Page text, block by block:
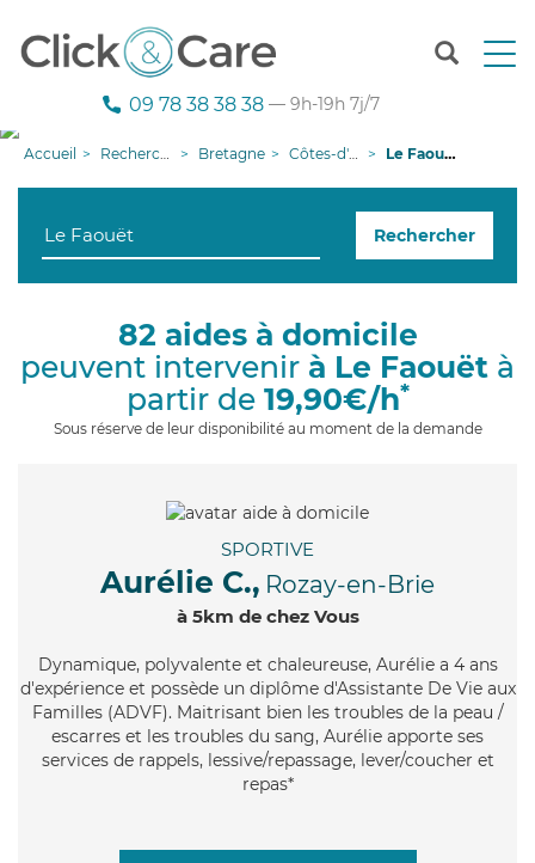
T
n
g
i
09 78 38 38 38 — 9h-19h 7j/7
Accueil Recherche aide à domicile Bretagne Côtes-d'armor Le Faouët
Rechercher
82 aides à domicile
peuvent intervenir à Le Faouët à
partir de 19,90€/h*
Sous réserve de leur disponibilité au moment de la demande
SPORTIVE
Aurélie C., Rozay-en-Brie
à 5km de chez Vous
Dynamique, polyvalente et chaleureuse, Aurélie a 4 ans
d'expérience et possède un diplôme d'Assistante De Vie aux
Familles (ADVF). Maitrisant bien les troubles de la peau /
escarres et les troubles du sang, Aurélie apporte ses
services de rappels, lessive/repassage, lever/coucher et
repas*